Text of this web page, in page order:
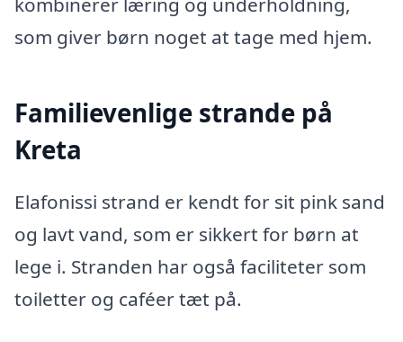
som giver børn noget at tage med hjem.
Familievenlige strande på
Kreta
Elafonissi strand er kendt for sit pink sand
og lavt vand, som er sikkert for børn at
lege i. Stranden har også faciliteter som
toiletter og caféer tæt på.